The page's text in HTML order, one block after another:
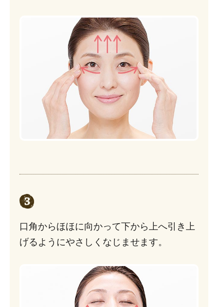
口角からほほに向かって下から上へ引き上
げるようにやさしくなじませます。